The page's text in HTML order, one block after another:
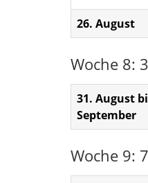
26. August
Woche 8:
31. August
September
Woche 9: